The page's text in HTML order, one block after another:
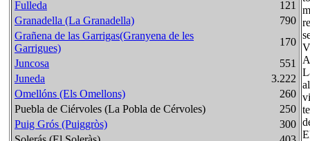
Fulleda
121
Granadella (La Granadella)
790
Grañena de las Garrigas(Granyena de les
Garrigues)
170
Juncosa
551
Juneda
3.222
Omellóns (Els Omellons)
260
Puebla de Ciérvoles (La Pobla de Cérvoles)
250
Puig Grós (Puiggròs)
300